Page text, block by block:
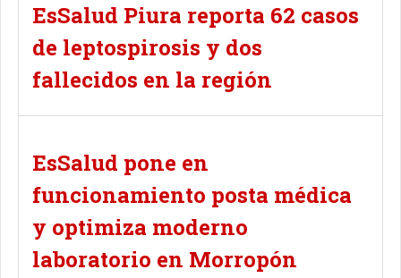
EsSalud Piura reporta 62 casos
de leptospirosis y dos
fallecidos en la región
EsSalud pone en
funcionamiento posta médica
y optimiza moderno
laboratorio en Morropón